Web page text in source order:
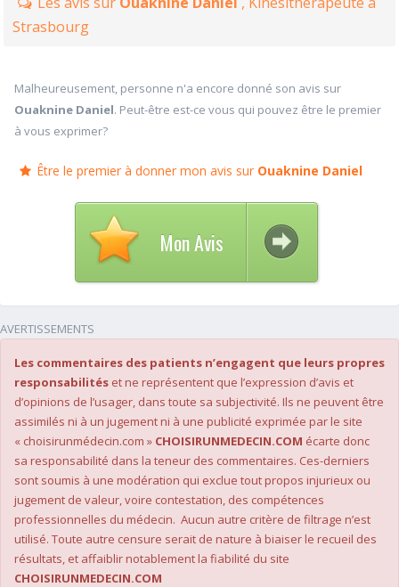
Strasbourg
Malheureusement, personne n'a encore donné son avis sur
Ouaknine Daniel. Peut-être est-ce vous qui pouvez être le premier
à vous exprimer?
Être le premier à donner mon avis sur Ouaknine Daniel
Mon Avis
AVERTISSEMENTS
Les commentaires des patients n’engagent que leurs propres
responsabilités et ne représentent que l’expression d’avis et
d’opinions de l’usager, dans toute sa subjectivité. Ils ne peuvent être
assimilés ni à un jugement ni à une publicité exprimée par le site
« choisirunmédecin.com » CHOISIRUNMEDECIN.COM écarte donc
sa responsabilité dans la teneur des commentaires. Ces-derniers
sont soumis à une modération qui exclue tout propos injurieux ou
jugement de valeur, voire contestation, des compétences
professionnelles du médecin. Aucun autre critère de filtrage n’est
utilisé. Toute autre censure serait de nature à biaiser le recueil des
résultats, et affaiblir notablement la fiabilité du site
CHOISIRUNMEDECIN.COM